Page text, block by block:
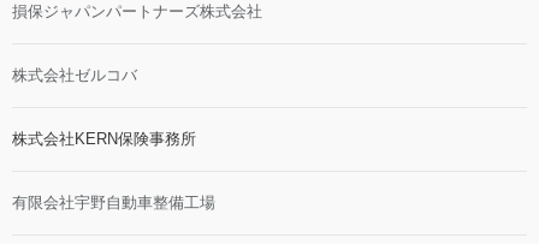
損保ジャパンパートナーズ株式会社
株式会社ゼルコバ
株式会社KERN保険事務所
有限会社宇野自動車整備工場